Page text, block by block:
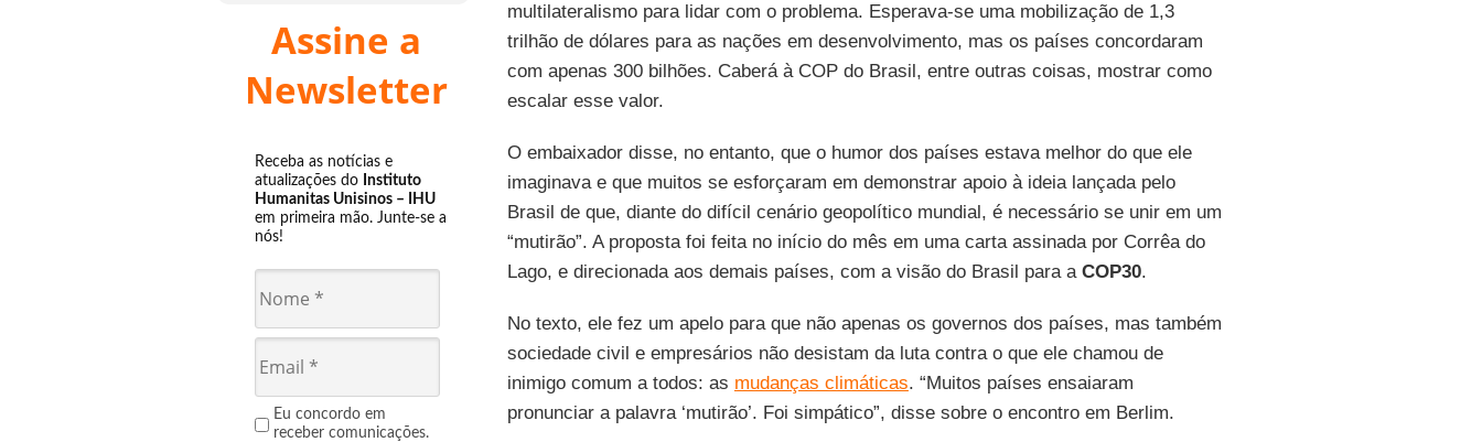
Assine a
Newsletter
Receba as notícias e
atualizações do Instituto
Humanitas Unisinos – IHU
em primeira mão. Junte-se a
nós!
Eu concordo em
receber comunicações.
multilateralismo para lidar com o problema. Esperava-se uma mobilização de 1,3
trilhão de dólares para as nações em desenvolvimento, mas os países concordaram
com apenas 300 bilhões. Caberá à COP do Brasil, entre outras coisas, mostrar como
escalar esse valor.
O embaixador disse, no entanto, que o humor dos países estava melhor do que ele
imaginava e que muitos se esforçaram em demonstrar apoio à ideia lançada pelo
Brasil de que, diante do difícil cenário geopolítico mundial, é necessário se unir em um
“mutirão”. A proposta foi feita no início do mês em uma carta assinada por Corrêa do
Lago, e direcionada aos demais países, com a visão do Brasil para a COP30.
No texto, ele fez um apelo para que não apenas os governos dos países, mas também
sociedade civil e empresários não desistam da luta contra o que ele chamou de
inimigo comum a todos: as mudanças climáticas. “Muitos países ensaiaram
pronunciar a palavra ‘mutirão’. Foi simpático”, disse sobre o encontro em Berlim.